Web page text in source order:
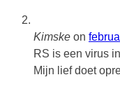
Kimske on
RS is een virus
Mijn lief doet